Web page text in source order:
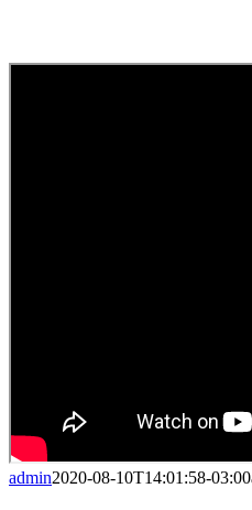
admin2020-08-10T14:01:58-03:00